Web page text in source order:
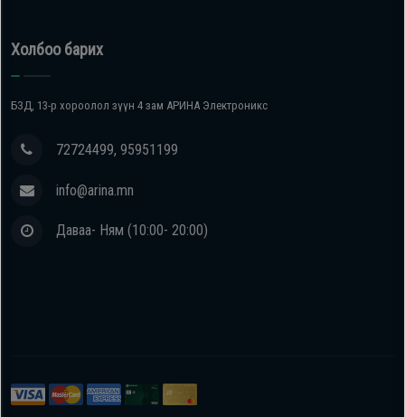
Холбоо барих
БЗД, 13-р хороолол зүүн 4 зам АРИНА Электроникс
72724499, 95951199
info@arina.mn
Даваа- Ням (10:00- 20:00)